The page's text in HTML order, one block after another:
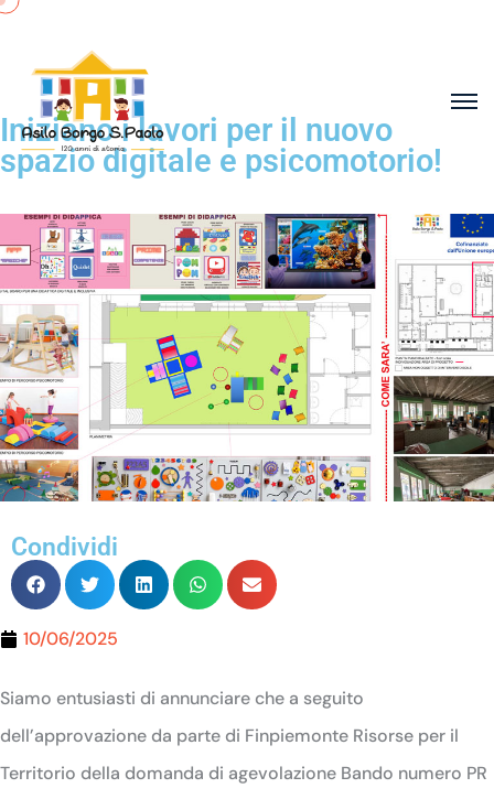
Iniziano i lavori per il nuovo
spazio digitale e psicomotorio!
Condividi
10/06/2025
Siamo entusiasti di annunciare che a seguito
dell’approvazione da parte di Finpiemonte Risorse per il
Territorio della domanda di agevolazione Bando numero PR